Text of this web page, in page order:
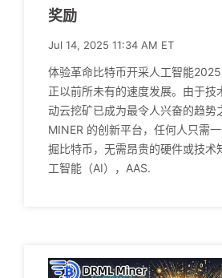
奖励
Jul 14, 2025 11:34 AM ET
体验革命比特币开采人工智能
正以前所未有的速度发展。由于技
动云挖矿已成为最令人兴奋的趋势
MINER 的创新平台，任何人只需
掘比特币，无需昂贵的硬件或技术
工智能（AI），AAS.